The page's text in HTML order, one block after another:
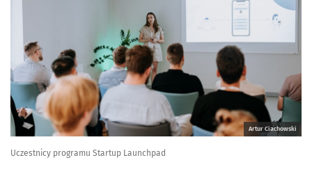
Artur Ciachowski
Uczestnicy programu Startup Launchpad